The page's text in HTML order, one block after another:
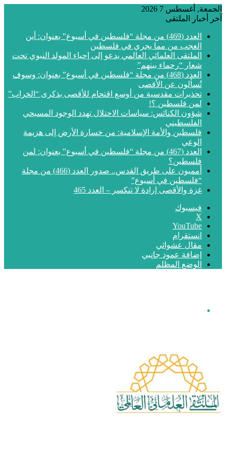
الجمعة, أغسطس 7 2026
آخر أخبار الملتقى
العدد (469) من مجلة “فلسطين في أسبوع” بعنوان: أين
العجب من مما يجري في فلسطين
الملتقى العلمائي العالمي يدعو إلى إحياء المولد النبوي تحت
شعار “رحماء بينهم”
العدد (468) من مجلة “فلسطين في أسبوع” بعنوان: وسوف
تُسألون عن الأقصى
تحذيرات مقدسية من أوسع اقتحام للأقصى بذكرى “الخراب”
لمن فلسطين ؟!
شؤون الكنائس: سياسات الاحتلال تهدد الوجود المسيحي
الفلسطيني
فلسطين والأمة الإسلامية: من خسارة الأرض إلى هزيمة
الوعي
العدد (467) من مجلة “فلسطين في أسبوع” بعنوان: لمن
فلسطين؟
أمميون على طريق القدس.. صدور العدد (466) من مجلة
“فلسطين في أسبوع”
غزة والأقصى إرادة لا تنكسر – العدد 465
فيسبوك
‫X
‫YouTube
انستقرام
مقال عشوائي
إضافة عمود جانبي
الوضع المظلم